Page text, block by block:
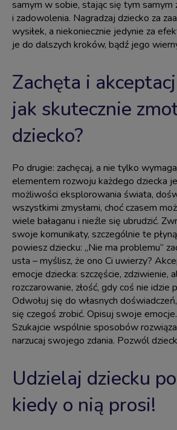
samym w sobie, stając się tym samym
i zadowolenia. Nagradzaj dziecko za
wysiłek, a niekoniecznie jedynie za
je do dalszych kroków, bądź jego
Zachęta i
jak skutecznie
dziecko?
Po drugie: zachęcaj, a nie tylko
elementem rozwoju każdego dziecka
możliwości eksplorowania świata,
wszystkimi zmysłami, choć czasem
wiele bałaganu i nieźle się ubrudzić.
swoje komunikaty, szczególnie te
powiesz dziecku: „Nie ma problemu”
usta – myślisz, że ono Ci uwierzy?
emocje dziecka: szczęście, zdziwienie,
rozczarowanie, złość, gdy coś nie idzie
Odwołuj się do własnych
się czegoś zrobić. Opisuj swoje
Szukajcie wspólnie sposobów
narzucaj swojego zdania. Pozwól
Udzielaj dziecku
kiedy o nią prosi!